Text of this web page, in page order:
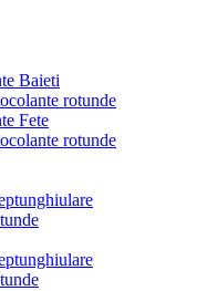
Baieti
rotunde
Fete
rotunde